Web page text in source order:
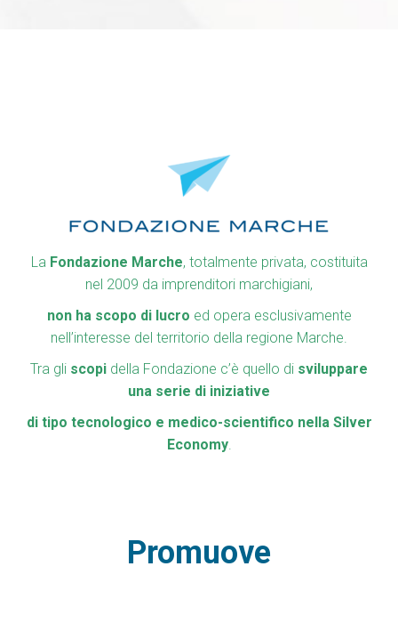
La Fondazione Marche, totalmente privata, costituita
nel 2009 da imprenditori marchigiani,
non ha scopo di lucro ed opera esclusivamente
nell’interesse del territorio della regione Marche.
Tra gli scopi della Fondazione c’è quello di sviluppare
una serie di iniziative
di tipo tecnologico e medico-scientifico nella Silver
Economy.
Promuove